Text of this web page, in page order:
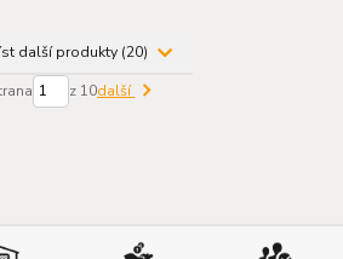
další produkty (20)
z 10další